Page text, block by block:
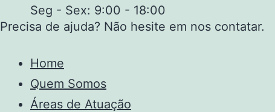
Seg - Sex: 9:00 - 18:00
Precisa de ajuda? Não hesite em nos contatar.
Home
Quem Somos
Áreas de Atuação